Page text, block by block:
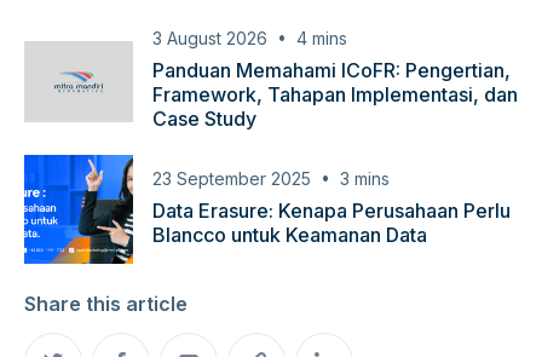
3 August 2026 4 mins
Panduan Memahami ICoFR: Pengertian,
Framework, Tahapan Implementasi, dan
Case Study
23 September 2025 3 mins
Data Erasure: Kenapa Perusahaan Perlu
Blancco untuk Keamanan Data
Share this article